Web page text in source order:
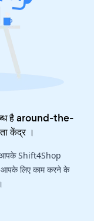
है around-the-
केंद्र।
आपके Shift4Shop
लिए काम करने के